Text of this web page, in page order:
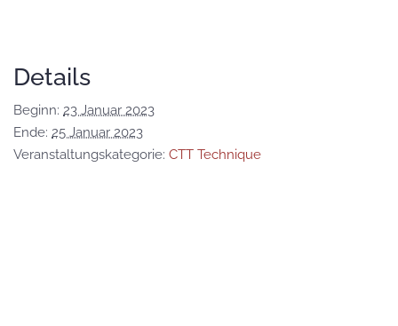
Details
Beginn: 23 Januar 2023
Ende: 25 Januar 2023
Veranstaltungskategorie: CTT Technique